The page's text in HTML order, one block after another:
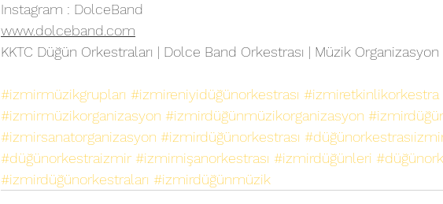
Instagram : DolceBand
www.dolceband.com
KKTC Düğün Orkestraları | Dolce Band Orkestrası | Müzik Organizasyon
#izmirmüzikgrupları #izmireniyidüğünorkestrası #izmiretkinlikorkestra
#izmirmüzikorganizasyon #izmirdüğünmüzikorganizasyon
#izmirsanatorganizasyon #izmirdüğünorkestrası
#düğünorkestraizmir #izmirnişanorkestrası #izmirdüğünleri
#izmirdüğünorkestraları #izmirdüğünmüzik